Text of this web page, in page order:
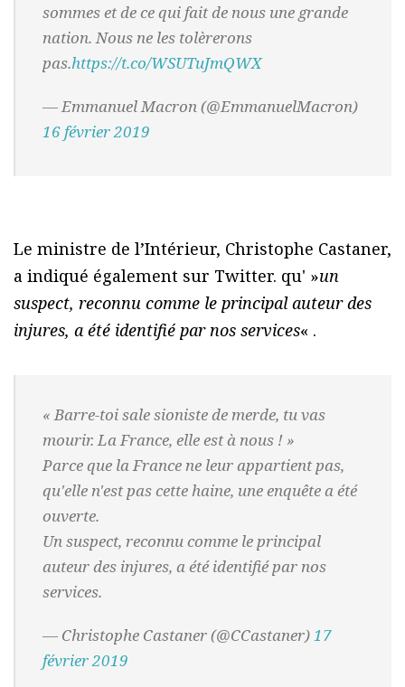
sommes et de ce qui fait de nous une grande
nation. Nous ne les tolèrerons
pas.https://t.co/WSUTuJmQWX
— Emmanuel Macron (@EmmanuelMacron)
16 février 2019
Le ministre de l’Intérieur, Christophe Castaner,
a indiqué également sur Twitter. qu' »un
suspect, reconnu comme le principal auteur des
injures, a été identifié par nos services« .
« Barre-toi sale sioniste de merde, tu vas
mourir. La France, elle est à nous ! »
Parce que la France ne leur appartient pas,
qu'elle n'est pas cette haine, une enquête a été
ouverte.
Un suspect, reconnu comme le principal
auteur des injures, a été identifié par nos
services.
— Christophe Castaner (@CCastaner)17
février 2019